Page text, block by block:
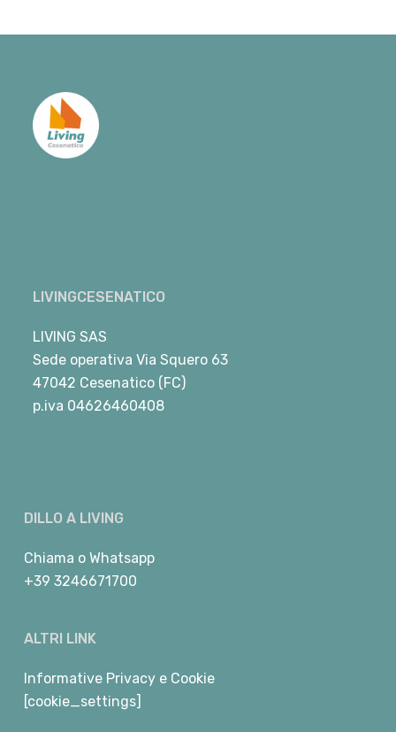
LIVINGCESENATICO
LIVING SAS
Sede operativa Via Squero 63
47042 Cesenatico (FC)
p.iva 04626460408
DILLO A LIVING
Chiama o Whatsapp
+39 3246671700
ALTRI LINK
Informative Privacy e Cookie
[cookie_settings]